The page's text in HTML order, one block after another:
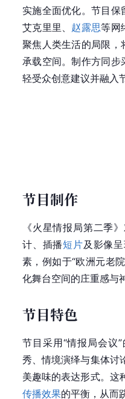
实施全面优化。节目
艾克里里、 赵露思等网
聚焦人类生活的局限，
承载空间。制作方同
轻受众创意建议并融入
节目制作
《火星情报局第二季
计、插播短片及影像
素，例如于“欧洲元老
化舞台空间的庄重感与
节目特色
节目采用“情报局会议
秀、情境演绎与集体讨
美趣味的表达形式。这
传播效果的平衡，从而